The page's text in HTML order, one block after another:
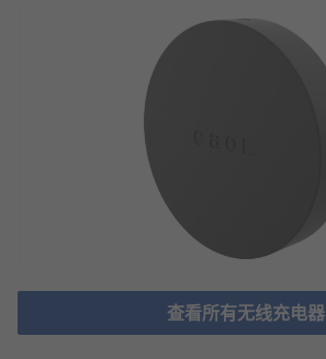
查看所有无线充电器